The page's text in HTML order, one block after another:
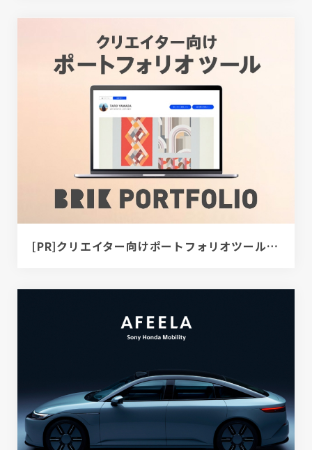
[PR]クリエイター向けポートフォリオツール｜BRIK PORTFOLIO